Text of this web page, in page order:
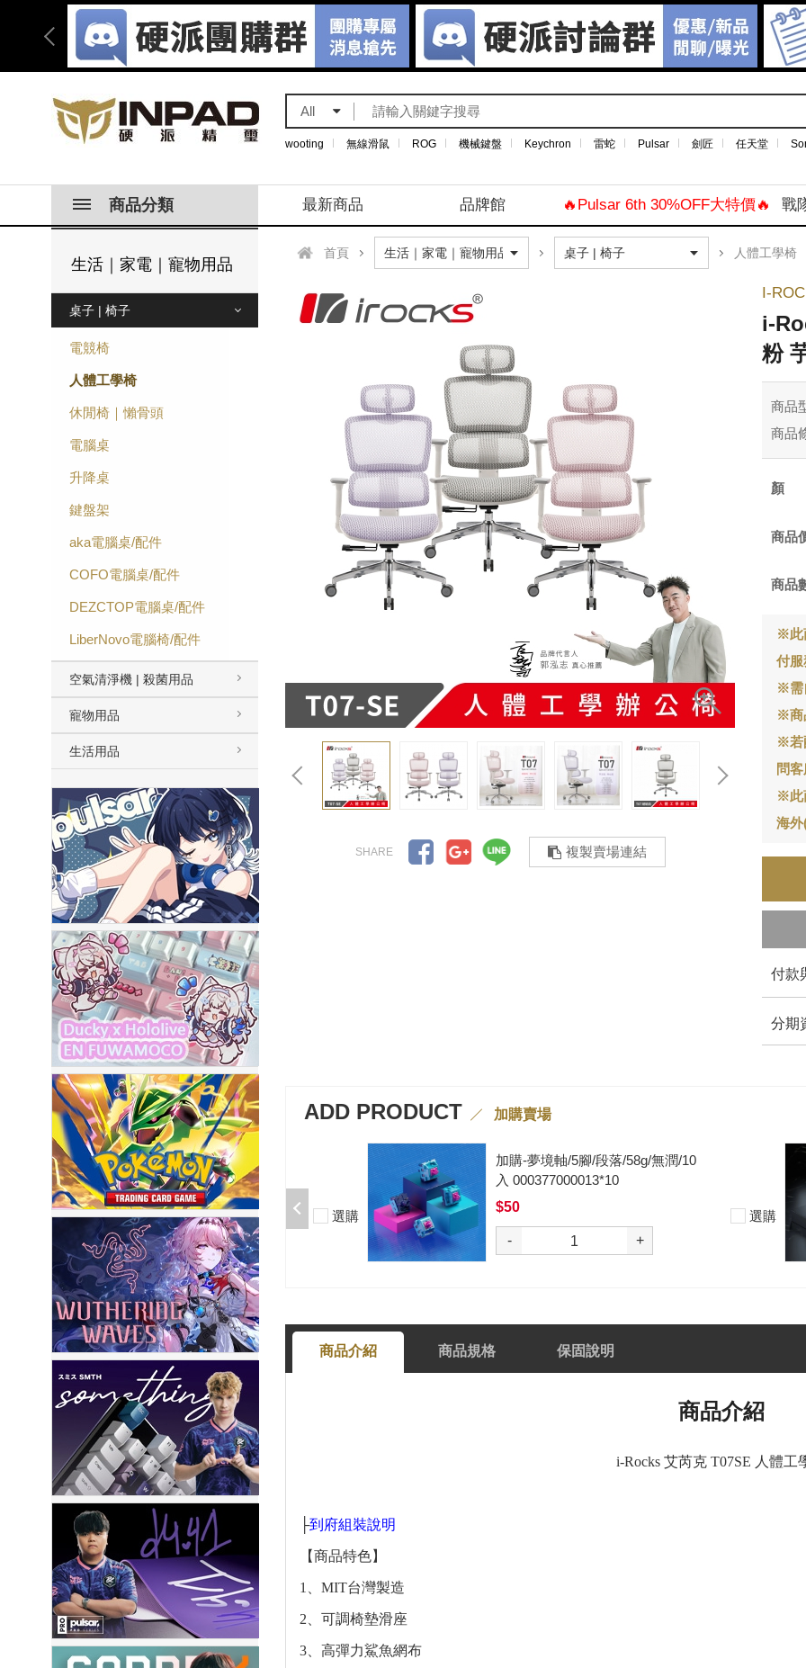
All
wooting 無線滑鼠 ROG 機械鍵盤 Keychron 雷蛇 Pulsar 劍匠 任天堂
商品分類 最新商品 品牌館 🔥Pulsar 6th 30%OFF大特價🔥 戰
生活｜家電｜寵物用品
桌子 | 椅子
電競椅
人體工學椅
休閒椅｜懶骨頭
電腦桌
升降桌
鍵盤架
aka電腦桌/配件
COFO電腦桌/配件
DEZCTOP電腦桌/配件
LiberNovo電腦椅/配件
空氣清淨機 | 殺菌用品
寵物用品
生活用品
首頁 人體工學椅
複製賣場連結
I-
i-
粉
商品
商品
商品
商品
※此
付
※需
※商
※若
問
※此
海
付款
分期
ADD PRODUCT 加購賣場
加購-夢境軸/5腳/段落/58g/無潤/10
入 000377000013*10
$50
- +
選購
加購-黑武士軸V2/5腳/段落/62g/無
潤/10入 000377000012*10
$50
- +
選購
商品介紹 商品規格 保固說明
商品介紹
i-Rocks 艾芮克 T07SE 人體工
├到府組裝說明
【商品特色】
1、MIT台灣製造
2、可調椅墊滑座
3、高彈力鯊魚網布